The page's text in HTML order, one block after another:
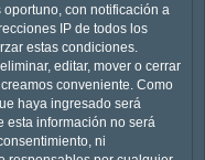
con notificación a
IP de todos los
estas condiciones.
editar, mover o cerrar
conveniente. Como
haya ingresado será
esta información no será
ni